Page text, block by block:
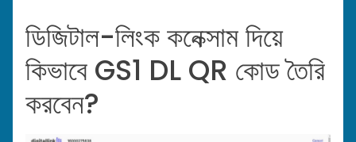
ডিজিটাল-লিংক কনেক্সাম দিয়ে
কিভাবে GS1 DL QR কোড তৈরি
করবেন?